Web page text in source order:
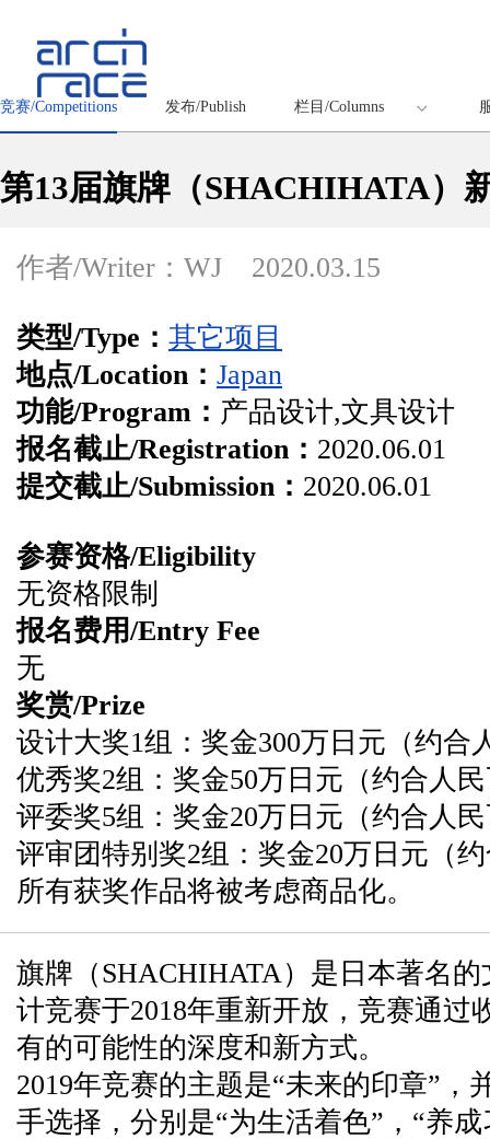
竞赛/Competitions 发布/Publish 栏目/Columns
第13届旗牌（SHACHIHATA）
作者/Writer：WJ 2020.03.15
类型/Type： 其它项目
地点/Location： Japan
功能/Program： 产品设计,文具设计
报名截止/Registration： 2020.06.01
提交截止/Submission： 2020.06.01
参赛资格/Eligibility
无资格限制
报名费用/Entry Fee
无
奖赏/Prize
设计大奖1组：奖金300万日元（约合
优秀奖2组：奖金50万日元（约合人
评委奖5组：奖金20万日元（约合人
评审团特别奖2组：奖金20万日元（
所有获奖作品将被考虑商品化。
旗牌（SHACHIHATA）是日本著名
计竞赛于2018年重新开放，竞赛通过
有的可能性的深度和新方式。
2019年竞赛的主题是“未来的印章”，
手选择，分别是“为生活着色”，“养